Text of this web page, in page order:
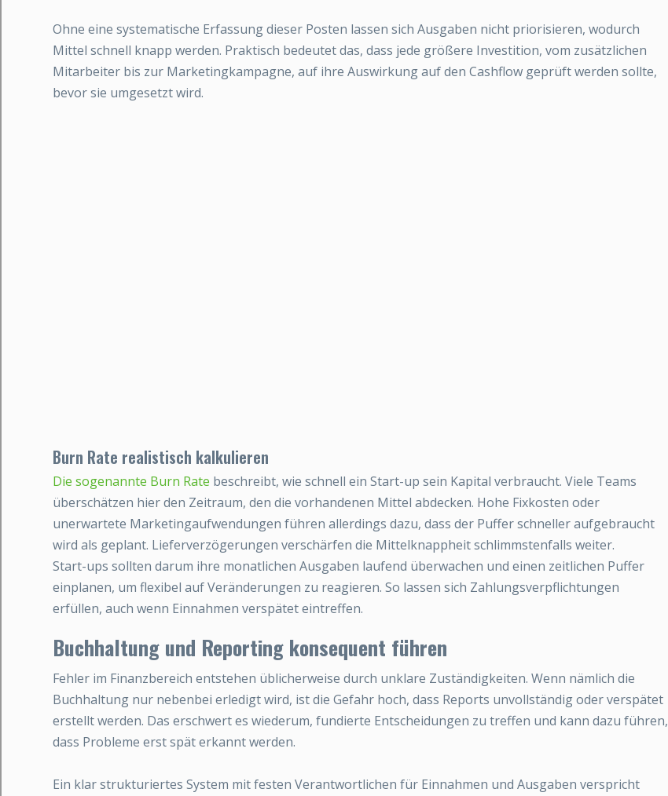
Ohne eine systematische Erfassung dieser Posten lassen sich Ausgaben nicht priorisieren, wodurch
Mittel schnell knapp werden. Praktisch bedeutet das, dass jede größere Investition, vom zusätzlichen
Mitarbeiter bis zur Marketingkampagne, auf ihre Auswirkung auf den Cashflow geprüft werden sollte,
bevor sie umgesetzt wird.
Burn Rate realistisch kalkulieren
Die sogenannte Burn Rate beschreibt, wie schnell ein Start-up sein Kapital verbraucht. Viele Teams
überschätzen hier den Zeitraum, den die vorhandenen Mittel abdecken. Hohe Fixkosten oder
unerwartete Marketingaufwendungen führen allerdings dazu, dass der Puffer schneller aufgebraucht
wird als geplant. Lieferverzögerungen verschärfen die Mittelknappheit schlimmstenfalls weiter.
Start-ups sollten darum ihre monatlichen Ausgaben laufend überwachen und einen zeitlichen Puffer
einplanen, um flexibel auf Veränderungen zu reagieren. So lassen sich Zahlungsverpflichtungen
erfüllen, auch wenn Einnahmen verspätet eintreffen.
Buchhaltung und Reporting konsequent führen
Fehler im Finanzbereich entstehen üblicherweise durch unklare Zuständigkeiten. Wenn nämlich die
Buchhaltung nur nebenbei erledigt wird, ist die Gefahr hoch, dass Reports unvollständig oder verspätet
erstellt werden. Das erschwert es wiederum, fundierte Entscheidungen zu treffen und kann dazu führen,
dass Probleme erst spät erkannt werden.
Ein klar strukturiertes System mit festen Verantwortlichen für Einnahmen und Ausgaben verspricht